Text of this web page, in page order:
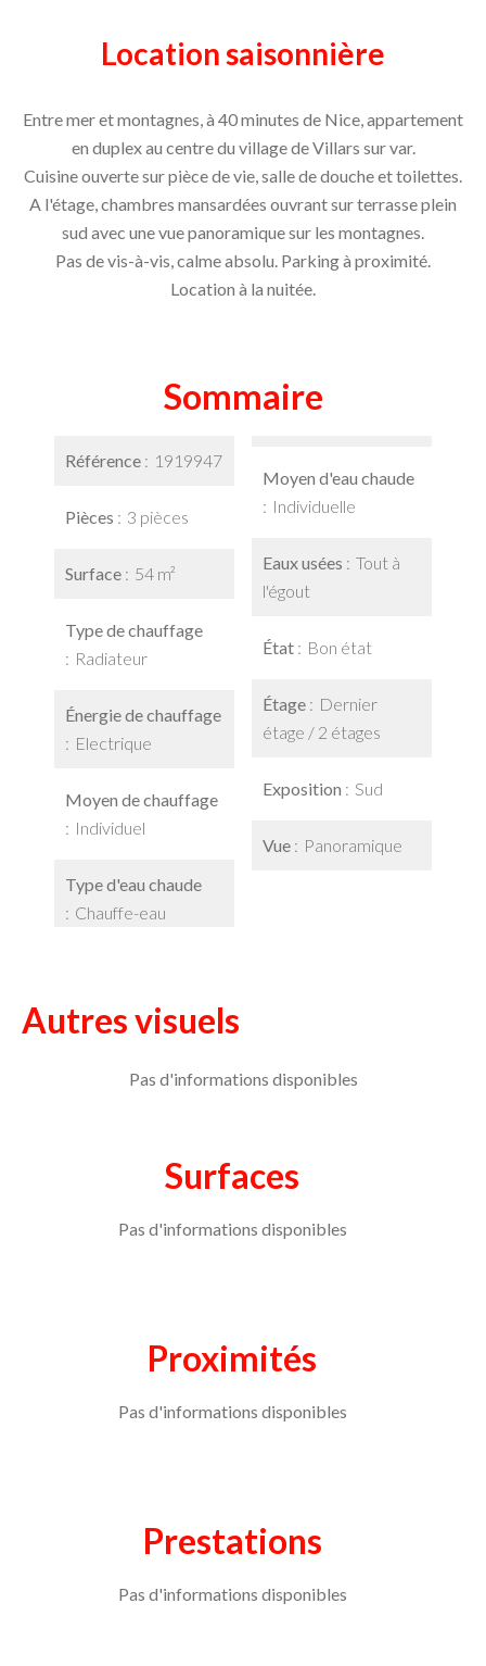
Location saisonnière
Entre mer et montagnes, à 40 minutes de Nice, appartement
en duplex au centre du village de Villars sur var.
Cuisine ouverte sur pièce de vie, salle de douche et toilettes.
A l'étage, chambres mansardées ouvrant sur terrasse plein
sud avec une vue panoramique sur les montagnes.
Pas de vis-à-vis, calme absolu. Parking à proximité.
Location à la nuitée.
Sommaire
Référence 1919947
Pièces 3 pièces
Surface 54 m²
Type de chauffage
Radiateur
Énergie de chauffage
Electrique
Moyen de chauffage
Individuel
Type d'eau chaude
Chauffe-eau
Moyen d'eau chaude
Individuelle
Eaux usées
Tout à
l'égout
État Bon état
Étage
Dernier
étage / 2 étages
Exposition Sud
Vue Panoramique
Autres visuels
Pas d'informations disponibles
Surfaces
Pas d'informations disponibles
Proximités
Pas d'informations disponibles
Prestations
Pas d'informations disponibles